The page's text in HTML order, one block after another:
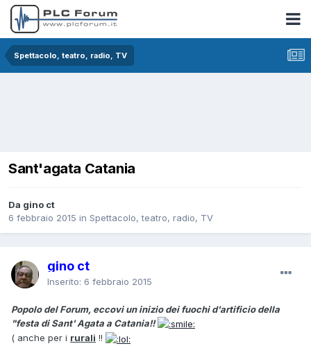
Spettacolo, teatro, radio, TV
Sant'agata Catania
Da gino ct
6 febbraio 2015 in Spettacolo, teatro, radio, TV
gino ct
Inserito: 6 febbraio 2015
Popolo del Forum, eccovi un inizio dei fuochi d'artificio della
"festa di Sant' Agata a Catania!!
( anche per i rurali !!